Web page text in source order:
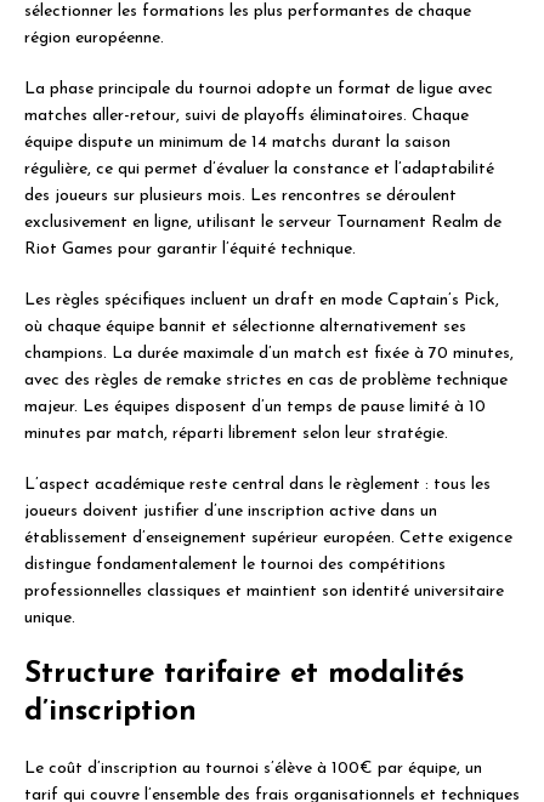
sélectionner les formations les plus performantes de chaque
région européenne.
La phase principale du tournoi adopte un format de ligue avec
matches aller-retour, suivi de playoffs éliminatoires. Chaque
équipe dispute un minimum de 14 matchs durant la saison
régulière, ce qui permet d’évaluer la constance et l’adaptabilité
des joueurs sur plusieurs mois. Les rencontres se déroulent
exclusivement en ligne, utilisant le serveur Tournament Realm de
Riot Games pour garantir l’équité technique.
Les règles spécifiques incluent un draft en mode Captain’s Pick,
où chaque équipe bannit et sélectionne alternativement ses
champions. La durée maximale d’un match est fixée à 70 minutes,
avec des règles de remake strictes en cas de problème technique
majeur. Les équipes disposent d’un temps de pause limité à 10
minutes par match, réparti librement selon leur stratégie.
L’aspect académique reste central dans le règlement : tous les
joueurs doivent justifier d’une inscription active dans un
établissement d’enseignement supérieur européen. Cette exigence
distingue fondamentalement le tournoi des compétitions
professionnelles classiques et maintient son identité universitaire
unique.
Structure tarifaire et modalités
d’inscription
Le coût d’inscription au tournoi s’élève à 100€ par équipe, un
tarif qui couvre l’ensemble des frais organisationnels et techniques